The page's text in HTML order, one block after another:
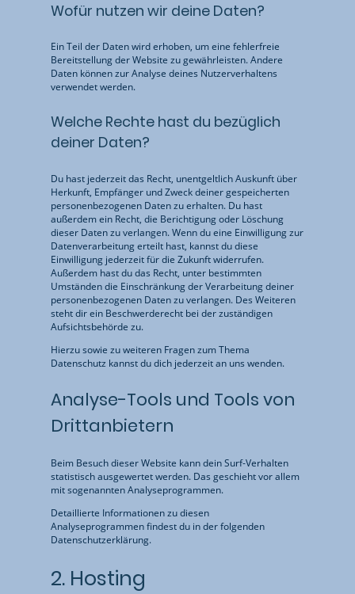
Wofür nutzen wir deine Daten?
Ein Teil der Daten wird erhoben, um eine fehlerfreie
Bereitstellung der Website zu gewährleisten. Andere
Daten können zur Analyse deines Nutzerverhaltens
verwendet werden.
Welche Rechte hast du bezüglich
deiner Daten?
Du hast jederzeit das Recht, unentgeltlich Auskunft über
Herkunft, Empfänger und Zweck deiner gespeicherten
personenbezogenen Daten zu erhalten. Du hast
außerdem ein Recht, die Berichtigung oder Löschung
dieser Daten zu verlangen. Wenn du eine Einwilligung zur
Datenverarbeitung erteilt hast, kannst du diese
Einwilligung jederzeit für die Zukunft widerrufen.
Außerdem hast du das Recht, unter bestimmten
Umständen die Einschränkung der Verarbeitung deiner
personenbezogenen Daten zu verlangen. Des Weiteren
steht dir ein Beschwerderecht bei der zuständigen
Aufsichtsbehörde zu.
Hierzu sowie zu weiteren Fragen zum Thema
Datenschutz kannst du dich jederzeit an uns wenden.
Analyse-Tools und Tools von
Dritt­anbietern
Beim Besuch dieser Website kann dein Surf-Verhalten
statistisch ausgewertet werden. Das geschieht vor allem
mit sogenannten Analyseprogrammen.
Detaillierte Informationen zu diesen
Analyseprogrammen findest du in der folgenden
Datenschutzerklärung.
2. Hosting